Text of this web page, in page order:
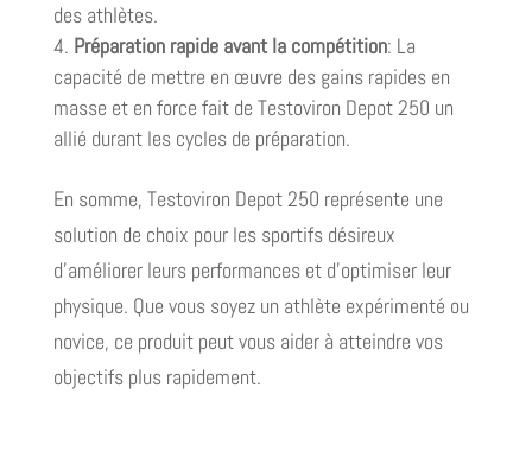
des athlètes.
Préparation rapide avant la compétition: La
capacité de mettre en œuvre des gains rapides en
masse et en force fait de Testoviron Depot 250 un
allié durant les cycles de préparation.
En somme, Testoviron Depot 250 représente une
solution de choix pour les sportifs désireux
d’améliorer leurs performances et d’optimiser leur
physique. Que vous soyez un athlète expérimenté ou
novice, ce produit peut vous aider à atteindre vos
objectifs plus rapidement.